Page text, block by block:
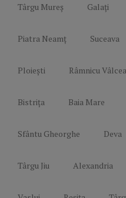
Târgu Mureș Galați
Piatra Neamț Suceava
Ploiești Râmnicu Vâlcea
Bistrița Baia Mare
Sfântu Gheorghe Deva
Târgu Jiu Alexandria